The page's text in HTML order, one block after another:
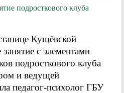
подросткового клуба
Кущёвской
с элементами
подросткового клуба
и ведущей
педагог-психолог ГБУ